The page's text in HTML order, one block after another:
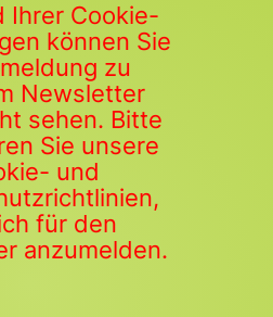
Ihrer Cookie-
können Sie
zu
Newsletter
sehen. Bitte
Sie unsere
und
für den
anzumelden.